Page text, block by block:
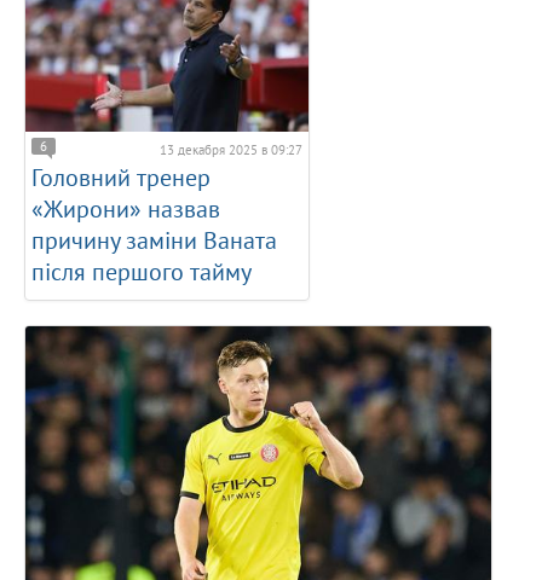
6 13 декабря 2025 в 09:27
Головний тренер
«Жирони» назвав
причину заміни Ваната
після першого тайму